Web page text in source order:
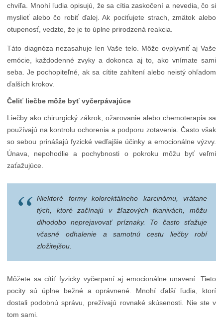
chvíľa. Mnohí ľudia opisujú, že sa cítia zaskočení a nevedia, čo si
myslieť alebo čo robiť ďalej. Ak pociťujete strach, zmätok alebo
otupenosť, vedzte, že je to úplne prirodzená reakcia.
Táto diagnóza nezasahuje len Vaše telo. Môže ovplyvniť aj Vaše
emócie, každodenné zvyky a dokonca aj to, ako vnímate sami
seba. Je pochopiteľné, ak sa cítite zahltení alebo neistý ohľadom
ďalších krokov.
Čeliť liečbe môže byť vyčerpávajúce
Liečby ako chirurgický zákrok, ožarovanie alebo chemoterapia sa
používajú na kontrolu ochorenia a podporu zotavenia. Často však
so sebou prinášajú fyzické vedľajšie účinky a emocionálne výzvy.
Únava, nepohodlie a pochybnosti o pokroku môžu byť veľmi
zaťažujúce.
Niektoré formy kolorektálneho karcinómu, vrátane
tých, ktoré začínajú v žľazových tkanivách, môžu
dlhodobo neprejavovať príznaky. To často sťažuje
včasné odhalenie a samotnú cestu liečby robí
zložitejšou.
Môžete sa cítiť fyzicky vyčerpaní aj emocionálne unavení. Tieto
pocity sú úplne bežné a oprávnené. Mnohí ďalší ľudia, ktorí
dostali podobnú správu, prežívajú rovnaké skúsenosti. Nie ste v
tom sami.